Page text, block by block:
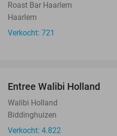
Roast Bar Haarlem
Haarlem
Verkocht: 721
Entree Walibi Holland
Walibi Holland
Biddinghuizen
Verkocht: 4.822